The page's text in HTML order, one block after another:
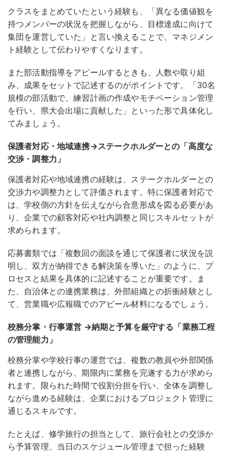
クラスをまとめていたという経験も、「異なる価値観を
持つメンバーの状況を把握しながら、目標達成に向けて
集団を運営していた」と言い換えることで、マネジメン
ト経験として伝わりやすくなります。
また部活動指導をアピールするときも、人数や取り組
み、成果をセットで記述するのがポイントです。「30名
規模の部活動で、練習計画の作成やモチベーション管理
を行い、県大会出場に貢献した」といった形で具体化し
てみましょう。
保護者対応・地域連携→ステークホルダーとの「高度な
交渉・調整力」
保護者対応や地域連携の経験は、ステークホルダーとの
交渉力や調整力として評価されます。特に保護者対応で
は、学校側の方針を伝えながら合意形成を図る必要があ
り、企業での顧客対応や社内調整と同じスキルセットが
求められます。
応募書類では「複数回の面談を通じて保護者に状況を説
明し、双方が納得できる解決策を導いた」のように、プ
ロセスと結果を具体的に記述することが重要です 。ま
た、自治体との連携業務は、外部組織との折衝経験とし
て、営業職や広報職でのアピール材料になるでしょう。
校務分掌・行事運営 →納期と予算を厳守する「業務工程
の管理能力」
校務分掌や学校行事の運営では、複数の教員や外部関係
者と連携しながら、期限内に業務を完遂する力が求めら
れます。限られた時間で役割分担を行い、全体を調整し
ながら進める経験は、企業におけるプロジェクト管理に
通じるスキルです。
たとえば、修学旅行の担当として、旅行会社との交渉か
ら予算管理、当日のスケジュール管理まで担った経験